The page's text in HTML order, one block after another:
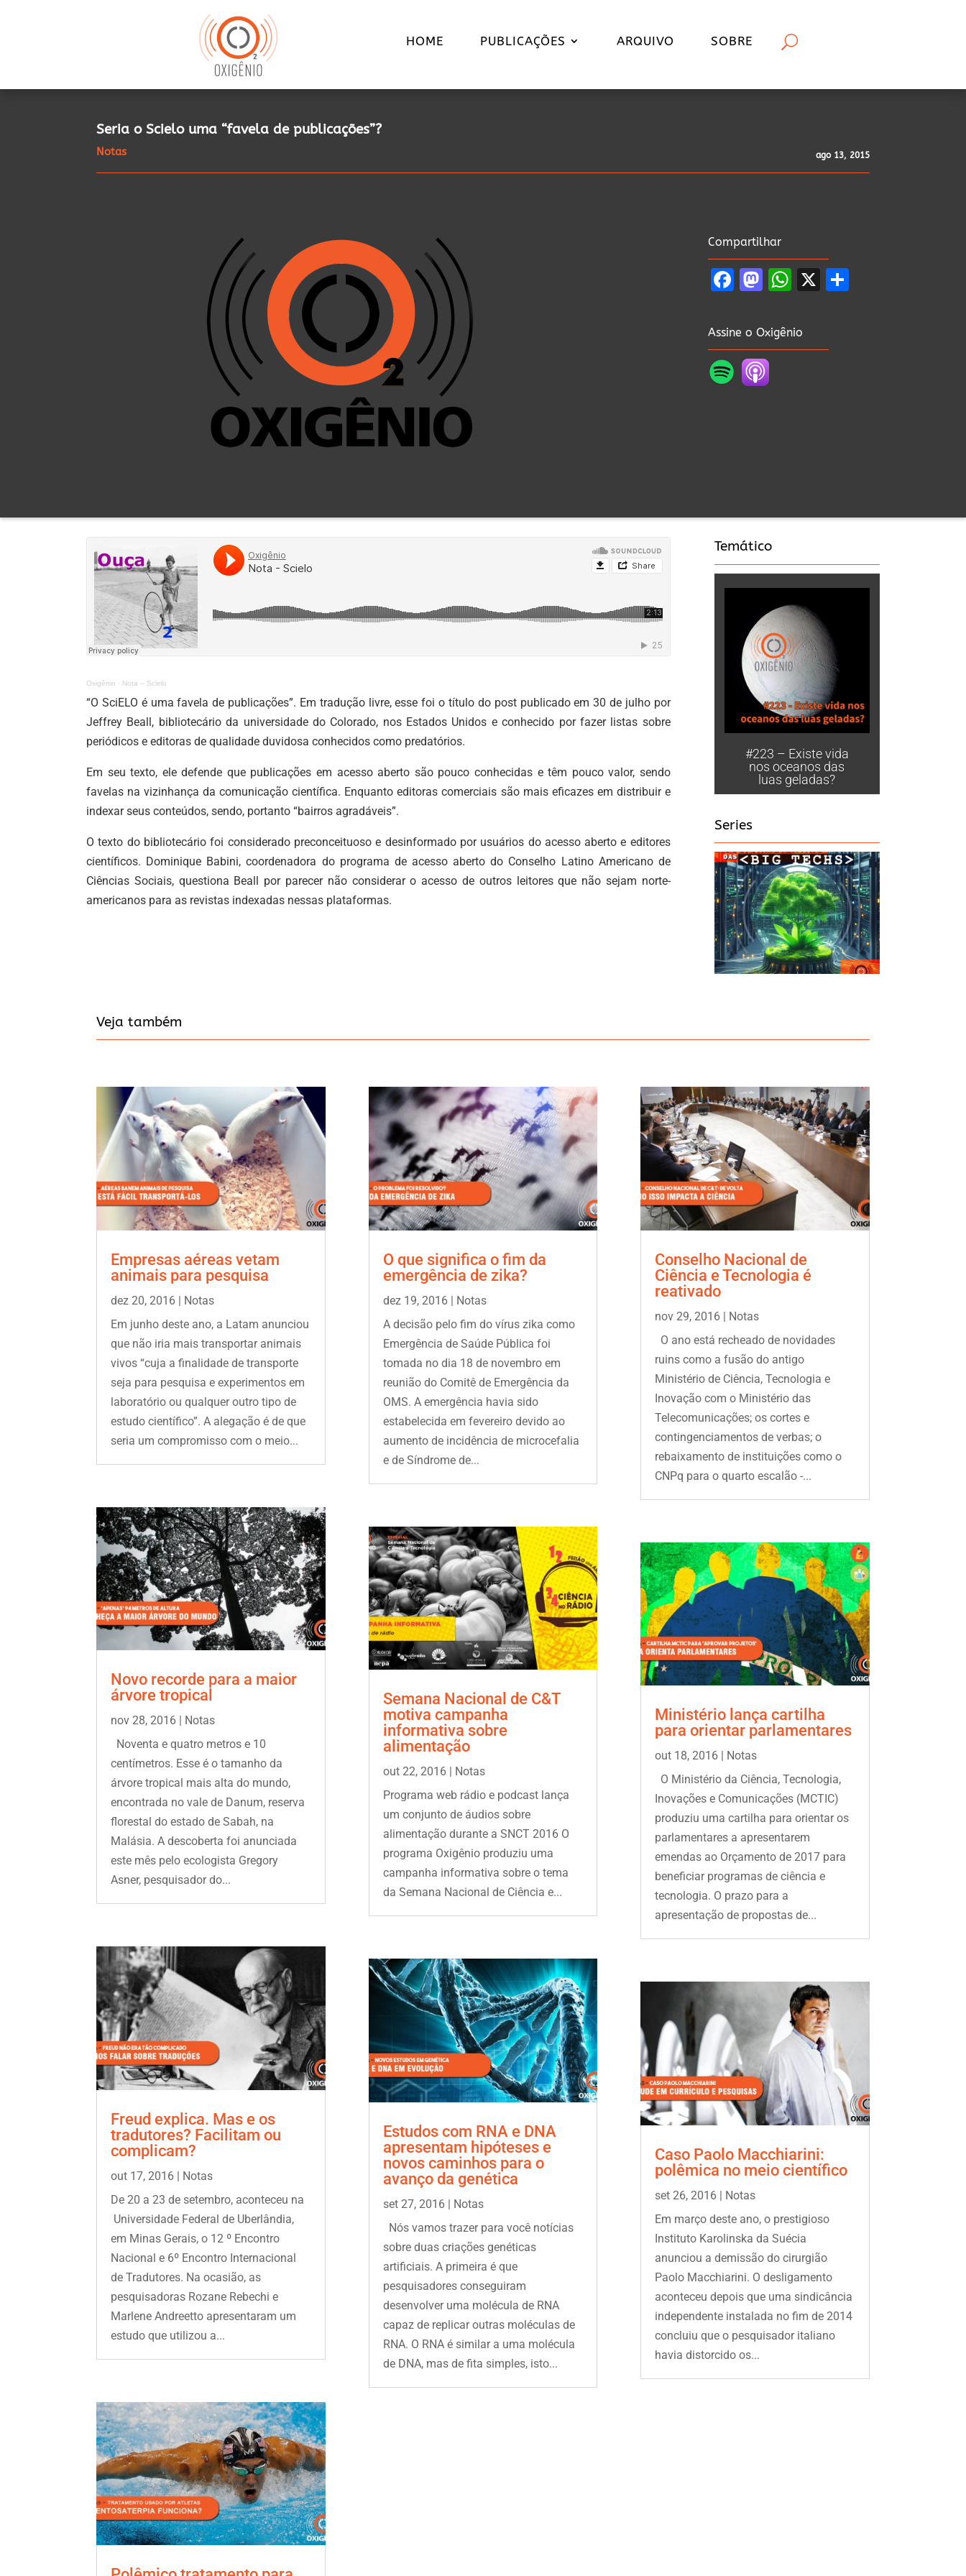
HOME PUBLICAÇÕES ARQUIVO SOBRE
Seria o Scielo uma “favela de publicações”?
Notas ago 13, 2015
Compartilhar
Facebook
Mastodon
WhatsApp
X
Assine o Oxigênio
Oxigênio · Nota – Scielo
“O SciELO é uma favela de publicações”. Em tradução livre, esse foi o título do post publicado em 30 de julho por
Jeffrey Beall, bibliotecário da universidade do Colorado, nos Estados Unidos e conhecido por fazer listas sobre
periódicos e editoras de qualidade duvidosa conhecidos como predatórios.
Em seu texto, ele defende que publicações em acesso aberto são pouco conhecidas e têm pouco valor, sendo
favelas na vizinhança da comunicação científica. Enquanto editoras comerciais são mais eficazes em distribuir e
indexar seus conteúdos, sendo, portanto “bairros agradáveis”.
O texto do bibliotecário foi considerado preconceituoso e desinformado por usuários do acesso aberto e editores
científicos. Dominique Babini, coordenadora do programa de acesso aberto do Conselho Latino Americano de
Ciências Sociais, questiona Beall por parecer não considerar o acesso de outros leitores que não sejam norte-
americanos para as revistas indexadas nessas plataformas.
Temático
#223 – Existe vida
nos oceanos das
luas geladas?
Series
Veja também
Empresas aéreas vetam
animais para pesquisa
dez 20, 2016 | Notas
Em junho deste ano, a Latam anunciou
que não iria mais transportar animais
vivos “cuja a finalidade de transporte
seja para pesquisa e experimentos em
laboratório ou qualquer outro tipo de
estudo científico”. A alegação é de que
seria um compromisso com o meio...
Novo recorde para a maior
árvore tropical
nov 28, 2016 | Notas
Noventa e quatro metros e 10
centímetros. Esse é o tamanho da
árvore tropical mais alta do mundo,
encontrada no vale de Danum, reserva
florestal do estado de Sabah, na
Malásia. A descoberta foi anunciada
este mês pelo ecologista Gregory
Asner, pesquisador do...
Freud explica. Mas e os
tradutores? Facilitam ou
complicam?
out 17, 2016 | Notas
De 20 a 23 de setembro, aconteceu na
Universidade Federal de Uberlândia,
em Minas Gerais, o 12 º Encontro
Nacional e 6º Encontro Internacional
de Tradutores. Na ocasião, as
pesquisadoras Rozane Rebechi e
Marlene Andreetto apresentaram um
estudo que utilizou a...
O que significa o fim da
emergência de zika?
dez 19, 2016| Notas
A decisão pelo fim do vírus zika como
Emergência de Saúde Pública foi
tomada no dia 18 de novembro em
reunião do Comitê de Emergência da
OMS. A emergência havia sido
estabelecida em fevereiro devido ao
aumento de incidência de microcefalia
e de Síndrome de...
Semana Nacional de C&T
motiva campanha
informativa sobre
alimentação
out 22, 2016| Notas
Programa web rádio e podcast lança
um conjunto de áudios sobre
alimentação durante a SNCT 2016 O
programa Oxigênio produziu uma
campanha informativa sobre o tema
da Semana Nacional de Ciência e...
Estudos com RNA e DNA
apresentam hipóteses e
novos caminhos para o
avanço da genética
set 27, 2016| Notas
Nós vamos trazer para você notícias
sobre duas criações genéticas
artificiais. A primeira é que
pesquisadores conseguiram
desenvolver uma molécula de RNA
capaz de replicar outras moléculas de
RNA. O RNA é similar a uma molécula
de DNA, mas de fita simples, isto...
Conselho Nacional de
Ciência e Tecnologia é
reativado
nov 29, 2016| Notas
O ano está recheado de novidades
ruins como a fusão do antigo
Ministério de Ciência, Tecnologia e
Inovação com o Ministério das
Telecomunicações; os cortes e
contingenciamentos de verbas; o
rebaixamento de instituições como o
CNPq para o quarto escalão -...
Ministério lança cartilha
para orientar parlamentares
out 18, 2016| Notas
O Ministério da Ciência, Tecnologia,
Inovações e Comunicações (MCTIC)
produziu uma cartilha para orientar os
parlamentares a apresentarem
emendas ao Orçamento de 2017 para
beneficiar programas de ciência e
tecnologia. O prazo para a
apresentação de propostas de...
Caso Paolo Macchiarini:
polêmica no meio científico
set 26, 2016| Notas
Em março deste ano, o prestigioso
Instituto Karolinska da Suécia
anunciou a demissão do cirurgião
Paolo Macchiarini. O desligamento
aconteceu depois que uma sindicância
independente instalada no fim de 2014
concluiu que o pesquisador italiano
havia distorcido os...